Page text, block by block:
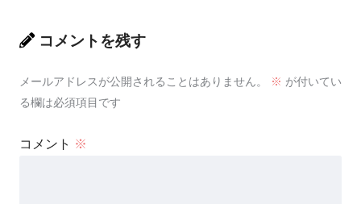
コメントを残す
メールアドレスが公開されることはありません。 ※ が付いてい
る欄は必須項目です
コメント ※